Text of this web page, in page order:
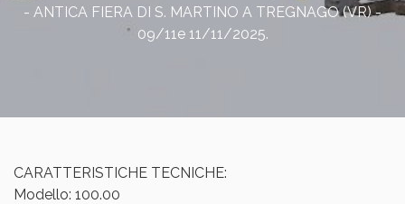
- ANTICA FIERA DI S. MARTINO A TREGNAGO (VR) -
09/11e 11/11/2025.
CARATTERISTICHE TECNICHE:
Modello: 100.00